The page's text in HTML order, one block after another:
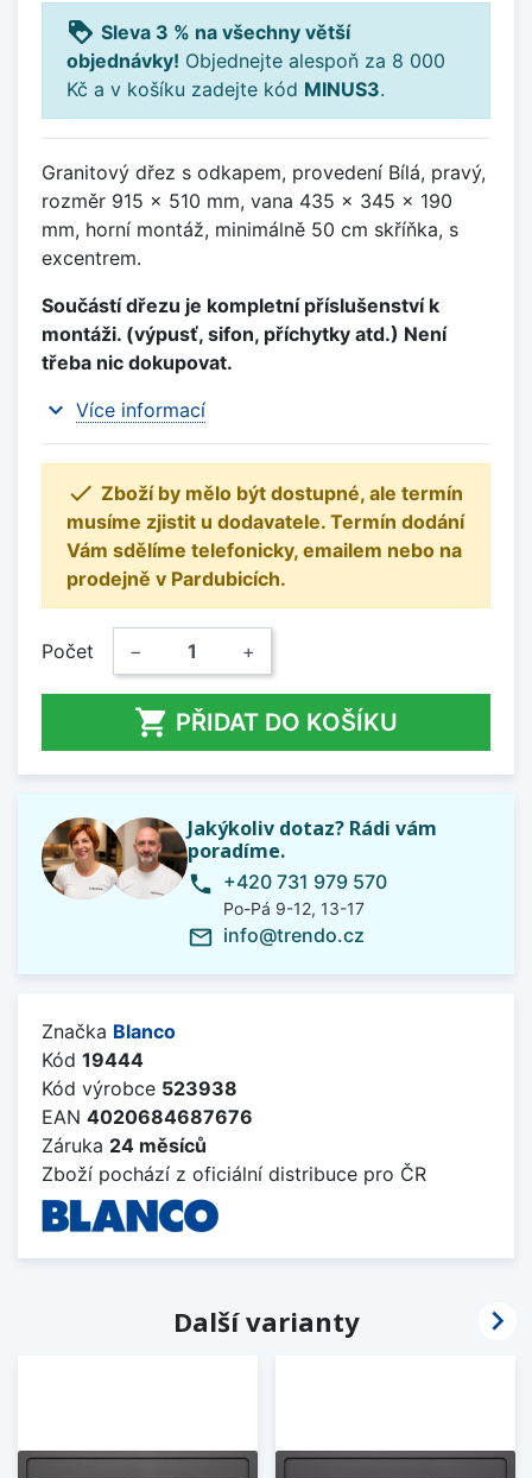
loyalty Sleva 3 % na všechny větší
objednávky! Objednejte alespoň za 8 000
Kč a v košíku zadejte kód MINUS3.
Granitový dřez s odkapem, provedení Bílá, pravý,
rozměr 915 x 510 mm, vana 435 x 345 x 190
mm, horní montáž, minimálně 50 cm skříňka, s
excentrem.
Součástí dřezu je kompletní příslušenství k
montáži. (výpusť, sifon, příchytky atd.) Není
třeba nic dokupovat.
expand_more Více informací
 Zboží by mělo být dostupné, ale termín
musíme zjistit u dodavatele. Termín dodání
Vám sdělíme telefonicky, emailem nebo na
prodejně v Pardubicích.
Počet − +
 PŘIDAT DO KOŠÍKU
Jakýkoliv dotaz? Rádi vám
poradíme.
phone +420 731 979 570
Po-Pá 9-12, 13-17
mail_outline info@trendo.cz
Značka Blanco
Kód 19444
Kód výrobce 523938
EAN 4020684687676
Záruka 24 měsíců
Zboží pochází z oficiální distribuce pro ČR
Další varianty 